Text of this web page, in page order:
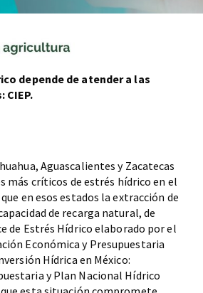
depende de atender a las
CIEP.
Aguascalientes y Zacatecas
más críticos de estrés hídrico en el
en esos estados la extracción de
de recarga natural, de
de Estrés Hídrico elaborado por el
Económica y Presupuestaria
Hídrica en México:
y Plan Nacional Hídrico